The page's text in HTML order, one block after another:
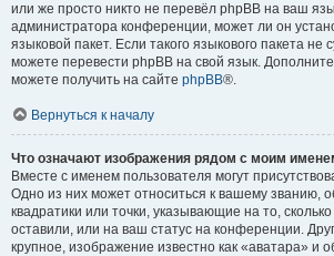
или же просто никто не перевёл phpBB на ваш
администратора конференции, может ли он
языковой пакет. Если такого языкового пакета не
можете перевести phpBB на свой язык.
можете получить на сайте phpBB®.
Вернуться к началу
Что означают изображения рядом с моим
Вместе с именем пользователя могут
Одно из них может относиться к вашему званию,
квадратики или точки, указывающие на то,
оставили, или на ваш статус на конференции.
крупное, изображение известно как «аватара» и